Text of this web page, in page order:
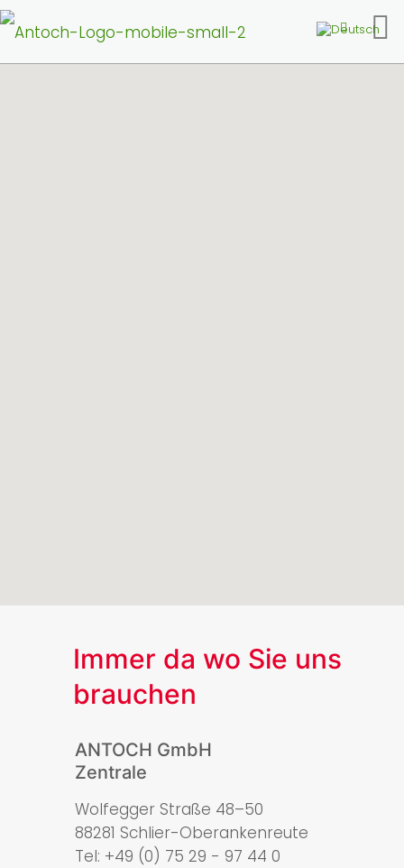
Immer da wo Sie uns
brauchen
ANTOCH GmbH
Zentrale
Wolfegger Straße 48–50
88281 Schlier-Oberankenreute
Tel: +49 (0) 75 29 - 97 44 0